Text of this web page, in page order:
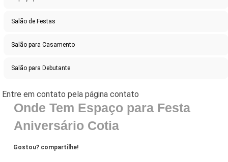
Salão de Festas
Salão para Casamento
Salão para Debutante
Onde Tem Espaço para Festa
Aniversário Cotia
Gostou? compartilhe!